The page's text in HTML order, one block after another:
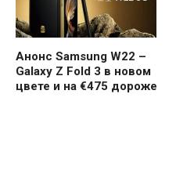
Анонс Samsung W22 –
Galaxy Z Fold 3 в новом
цвете и на €475 дороже